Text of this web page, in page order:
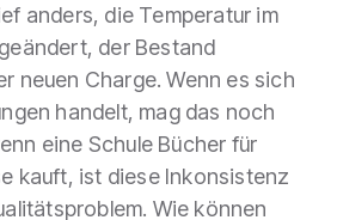
anders, die Temperatur im
der Bestand
neuen Charge. Wenn es sich
handelt, mag das noch
eine Schule Bücher für
kauft, ist diese Inkonsistenz
Wie können